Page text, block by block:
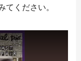
ください。